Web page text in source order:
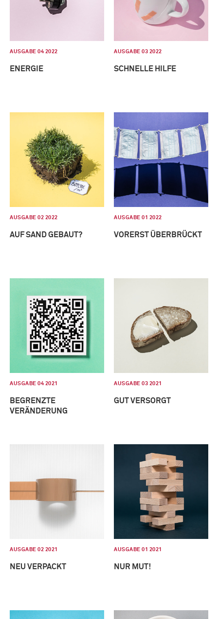
AUSGABE 04 2022
ENERGIE
AUSGABE 03 2022
SCHNELLE HILFE
AUSGABE 02 2022
AUF SAND GEBAUT?
AUSGABE 01 2022
VORERST ÜBERBRÜCKT
AUSGABE 04 2021
BEGRENZTE
VERÄNDERUNG
AUSGABE 03 2021
GUT VERSORGT
AUSGABE 02 2021
NEU VERPACKT
AUSGABE 01 2021
NUR MUT!